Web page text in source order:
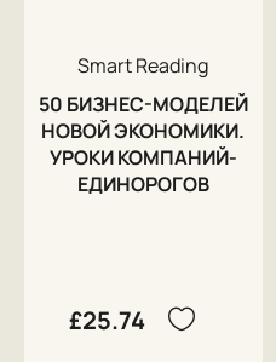
Smart Reading
50 БИЗНЕС-МОДЕЛЕЙ
НОВОЙ ЭКОНОМИКИ.
УРОКИ КОМПАНИЙ-
ЕДИНОРОГОВ
£25.74